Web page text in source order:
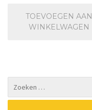
TOEVOEGEN AAN
WINKELWAGEN